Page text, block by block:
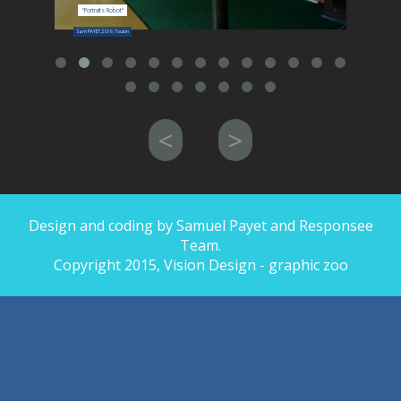
BENOIT DESCHAMPS
SAMUEL PAYET
MINOTERIE 21
LE 7 RUE PONCY
"Portraits Robot"
Sam PAYET, 2019, Toulon
< >
Design and coding by Samuel Payet and Responsee
Team.
Copyright 2015, Vision Design - graphic zoo